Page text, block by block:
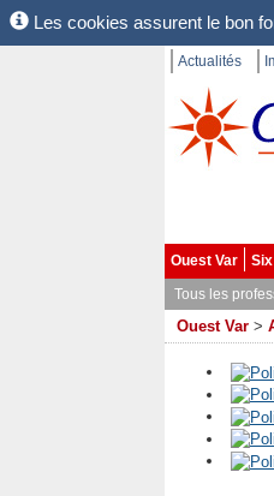
Les cookies assurent le bon
Actualités
Ouest Var
Tous les
Ouest Var >